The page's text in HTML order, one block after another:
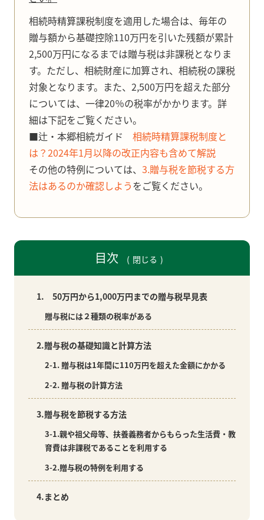
相続時精算課税制度を適用した場合は、毎年の
贈与額から基礎控除110万円を引いた残額が累計
2,500万円になるまでは贈与税は非課税となりま
す。ただし、相続財産に加算され、相続税の課税
対象となります。また、2,500万円を超えた部分
については、一律20％の税率がかかります。詳
細は下記をご覧ください。
■辻・本郷相続ガイド 相続時精算課税制度と
は？2024年1月以降の改正内容も含めて解説
その他の特例については、 3.贈与税を節税する方
法はあるのか確認しようをご覧ください。
目次 閉じる
1. 50万円から1,000万円までの贈与税早見表
贈与税には２種類の税率がある
2.贈与税の基礎知識と計算方法
2-1. 贈与税は1年間に110万円を超えた金額にかかる
2-2. 贈与税の計算方法
3.贈与税を節税する方法
3-1.親や祖父母等、扶養義務者からもらった生活費・教
育費は非課税であることを利用する
3-2.贈与税の特例を利用する
4.まとめ